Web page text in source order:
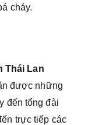
cháy.
Thái Lan
được những
đến tổng đài
trực tiếp các